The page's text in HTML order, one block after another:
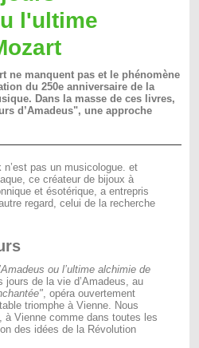
l'ultime
ne manquent pas et le phénomène
du 250e anniversaire de la
Dans la masse de ces livres,
d’Amadeus", une approche
n’est pas un musicologue. et
ce créateur de bijoux à
et ésotérique, a entrepris
regard, celui de la recherche
ou l’ultime alchimie de
jours de la vie d’Amadeus, au
, opéra ouvertement
triomphe à Vienne. Nous
à Vienne comme dans toutes les
des idées de la Révolution